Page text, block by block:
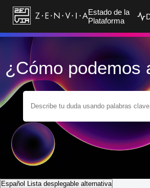
Estado de la
Plataforma
¿Cómo podemos
Español Lista desplegable alternativa